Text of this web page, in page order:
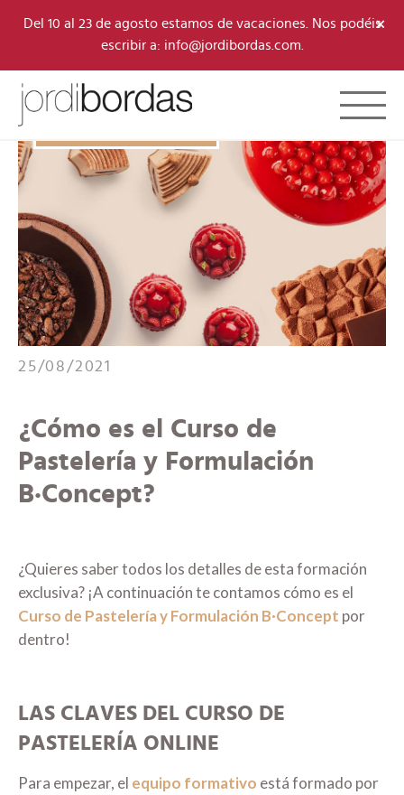
Del 10 al 23 de agosto estamos de vacaciones. Nos podéis
escribir a: info@jordibordas.com.
×
Toggle
25/08/2021
¿Cómo es el Curso de
Pastelería y Formulación
B·Concept?
¿Quieres saber todos los detalles de esta formación
exclusiva? ¡A continuación te contamos cómo es el
Curso de Pastelería y Formulación B·Concept por
dentro!
LAS CLAVES DEL CURSO DE
PASTELERÍA ONLINE
Para empezar, el equipo formativo está formado por